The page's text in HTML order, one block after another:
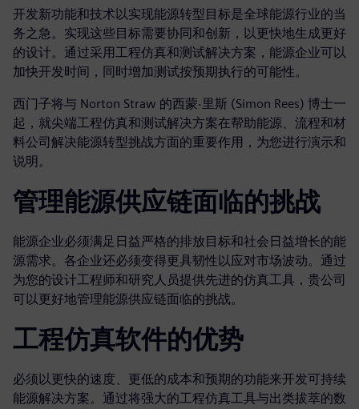
开发新功能和技术以实现能源转型目标是全球能源行业的当
务之急。实现这些目标需要协同和创新，以更快地生成更好
的设计。通过采用工程仿真和测试解决方案，能源企业可以
加快开发时间，同时增加测试按预期执行的可能性。
西门子将与 Norton Straw 的西蒙·里斯 (Simon Rees) 博士一
起，就尖端工程仿真和测试解决方案在帮助能源、流程和材
料公司解决能源转型挑战方面的重要作用，为您进行演示和
说明。
管理能源供应链面临的挑战
能源企业必须满足日益严格的排放目标和社会日益增长的能
源需求。各企业还必须变得更具韧性以应对市场波动。通过
为您的设计工程师和研究人员提供先进的仿真工具，贵公司
可以更好地管理能源供应链面临的挑战。
工程仿真软件的优势
必须以更快的速度、更低的成本和预期的功能来开发可持续
能源解决方案。通过将强大的工程仿真工具与出类拔萃的数